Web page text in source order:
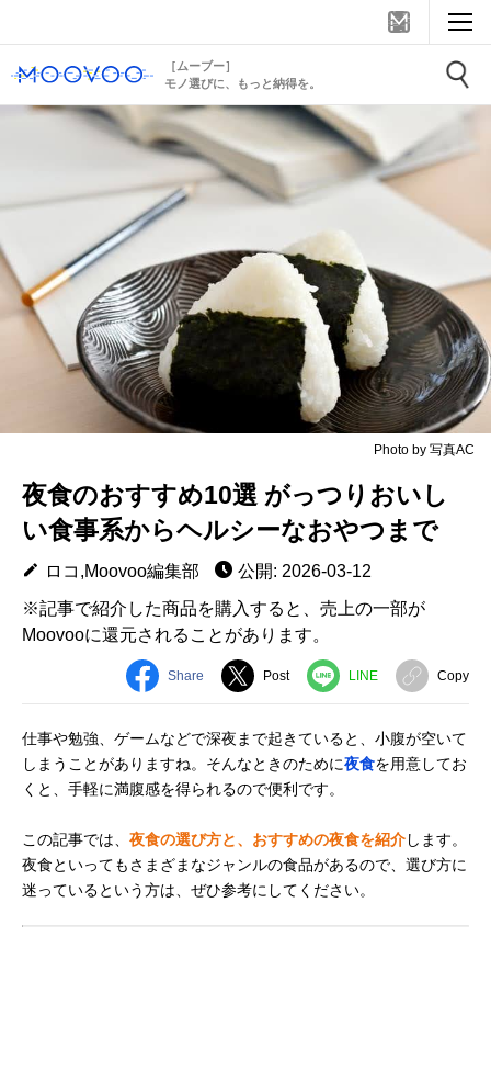
［ムーブー］
モノ選びに、もっと納得を。
Photo by 写真AC
夜食のおすすめ10選 がっつりおいし
い食事系からヘルシーなおやつまで
ロコ,Moovoo編集部
公開: 2026-03-12
※記事で紹介した商品を購入すると、売上の一部が
Moovooに還元されることがあります。
Share Post LINE Copy
仕事や勉強、ゲームなどで深夜まで起きていると、小腹が空いて
しまうことがありますね。そんなときのために夜食を用意してお
くと、手軽に満腹感を得られるので便利です。
この記事では、 夜食の選び方と、おすすめの夜食を紹介します。
夜食といってもさまざまなジャンルの食品があるので、選び方に
迷っているという方は、ぜひ参考にしてください。